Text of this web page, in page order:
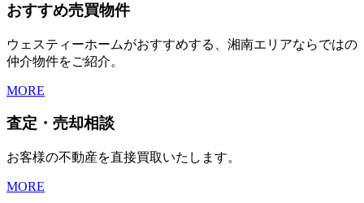
おすすめ売買物件
ウェスティーホームがおすすめする、湘南エリアならではの
仲介物件をご紹介。
MORE
査定・売却相談
お客様の不動産を直接買取いたします。
MORE